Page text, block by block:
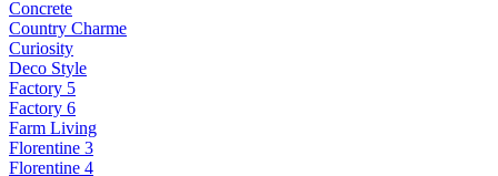
Concrete
Country Charme
Curiosity
Deco Style
Factory 5
Factory 6
Farm Living
Florentine 3
Florentine 4